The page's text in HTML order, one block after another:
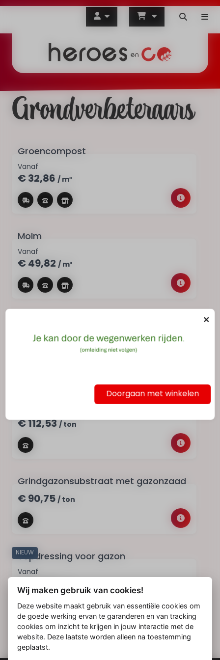
Grondverbeteraars
Groencompost
Vanaf
€ 32,86 / m³
Molm
Vanaf
€ 49,82 / m³
Vanaf
Daktuinsubstraat
€ 112,53 / ton
Grindgazonsubstraat met gazonzaad
€ 90,75 / ton
NIEUW
Topdressing voor gazon
Vanaf
€ 75,63 / ton
Doorgaan met winkelen
Wij maken gebruik van cookies!
Deze website maakt gebruik van essentiële cookies om
de goede werking ervan te garanderen en van tracking
cookies om inzicht te krijgen in jouw interactie met de
website. Deze laatste worden alleen na toestemming
geplaatst.